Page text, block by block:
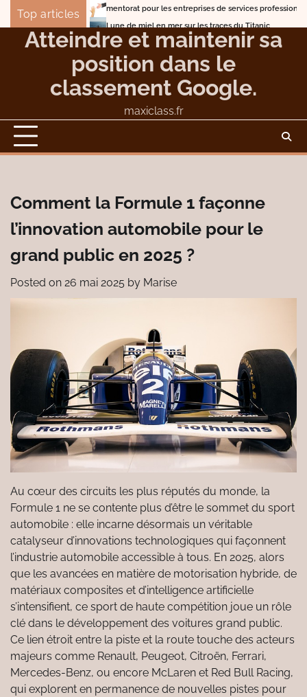
Skip
content
Top articlesmentorat pour les entreprises de services professionnels
Le top
Lune de miel en mer sur les traces du Titanic
Atteindre et maintenir sa
position dans le
classement Google.
maxiclass.fr
Comment la Formule 1 façonne
l’innovation automobile pour le
grand public en 2025 ?
Posted on 26 mai 2025 by Marise
Au cœur des circuits les plus réputés du monde, la
Formule 1 ne se contente plus d’être le sommet du sport
automobile : elle incarne désormais un véritable
catalyseur d’innovations technologiques qui façonnent
l’industrie automobile accessible à tous. En 2025, alors
que les avancées en matière de motorisation hybride, de
matériaux composites et d’intelligence artificielle
s’intensifient, ce sport de haute compétition joue un rôle
clé dans le développement des voitures grand public.
Ce lien étroit entre la piste et la route touche des acteurs
majeurs comme Renault, Peugeot, Citroën, Ferrari,
Mercedes-Benz, ou encore McLaren et Red Bull Racing,
qui explorent en permanence de nouvelles pistes pour